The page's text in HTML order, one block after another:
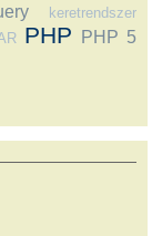
keretrendszer
PHP PHP 5